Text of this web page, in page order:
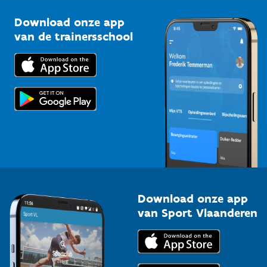
Bedrijven
Trainers en begeleiders
Topsporters
Kennisplatform
Downloads
Voor de pers
Download onze app
van de trainersschool
Download onze app
van Sport Vlaanderen